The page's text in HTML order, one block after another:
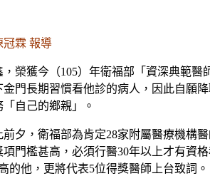
冠霖 報導
榮獲今（105）年衛福部「資深典範醫
門長期習慣看他診的病人，因此自願
自己的鄉親」。
夕，衛福部為肯定28家附屬醫療機構
門檻甚高，必須行醫30年以上才有資
的他，更將代表5位得獎醫師上台致詞。